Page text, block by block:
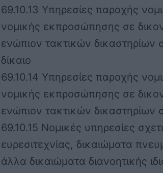
69.10.13 Υπηρεσίες παροχής
νομικής εκπροσώπησης σε
ενώπιον τακτικών δικαστηρίων
δίκαιο
69.10.14 Υπηρεσίες παροχής
νομικής εκπροσώπησης σε
ενώπιον τακτικών δικαστηρίων
69.10.15 Νομικές υπηρεσίες
ευρεσιτεχνίας, δικαιώματα
άλλα δικαιώματα διανοητικής